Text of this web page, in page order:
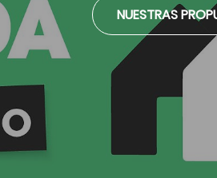
NUESTRAS